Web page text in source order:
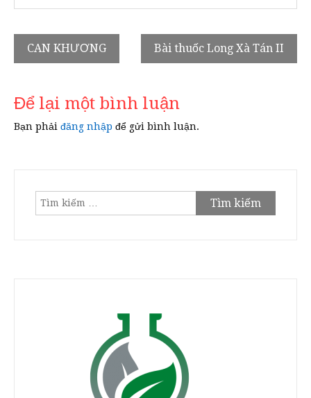
Điều
hướng
bài
viết
CAN KHƯƠNG Bài thuốc Long Xà Tán II
Để lại một bình luận
Bạn phải đăng nhập để gửi bình luận.
Tìm